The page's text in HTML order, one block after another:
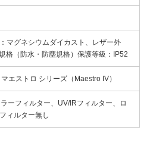
マグネシウムダイカスト、レザー外
格（防水・防塵規格）保護等級：IP52
エストロ シリーズ（Maestro IV）
ーフィルター、UV/IRフィルター、ロ
ィルター無し